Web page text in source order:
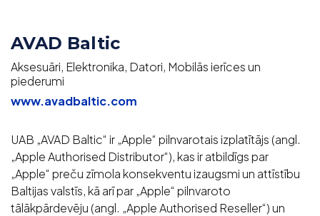
AVAD Baltic
Aksesuāri, Elektronika, Datori, Mobilās ierīces un
piederumi
www.avadbaltic.com
UAB „AVAD Baltic“ ir „Apple“ pilnvarotais izplatītājs (angl.
„Apple Authorised Distributor“), kas ir atbildīgs par
„Apple“ preču zīmola konsekventu izaugsmi un attīstību
Baltijas valstīs, kā arī par „Apple“ pilnvaroto
tālākpārdevēju (angl. „Apple Authorised Reseller“) un